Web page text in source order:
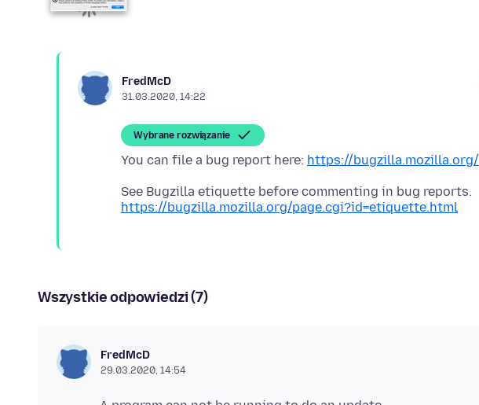
FredMcD
31.03.2020, 14:22
Wybrane rozwiązanie
You can file a bug report here: https://bugzilla.mozilla.org/
https://bugzilla.mozilla.org/page.cgi?id=etiquette.html
Wszystkie odpowiedzi (7)
FredMcD
29.03.2020, 14:54